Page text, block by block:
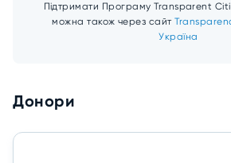
Підтримати Програму Transparent
можна також через сайт
Україна
Донори